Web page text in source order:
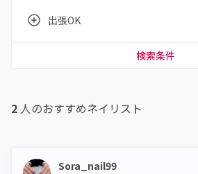
出張OK
検索条件
2 人のおすすめネイリスト
Sora_nail99